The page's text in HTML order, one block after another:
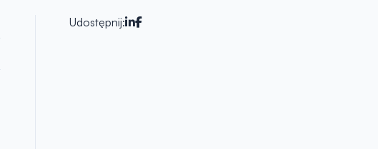
Udostępnij: